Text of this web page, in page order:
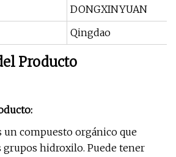
DONGXINYUAN
Qingdao
Producto
compuesto orgánico que
hidroxilo. Puede tener